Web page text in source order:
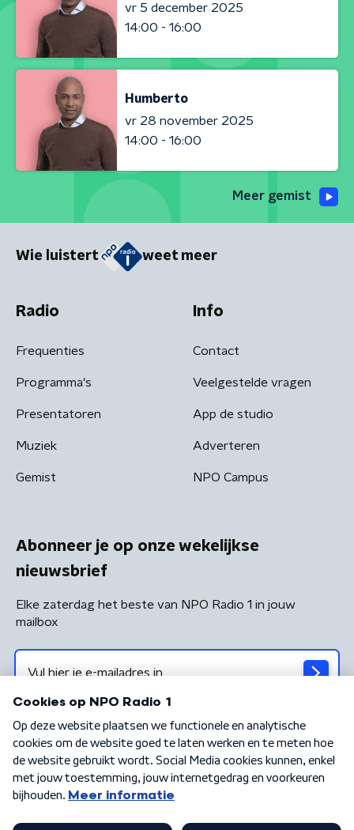
vr 5 december 2025
14:00 - 16:00
Humberto
vr 28 november 2025
14:00 - 16:00
Meer gemist
Wie luistert weet meer
Radio
Frequenties
Programma's
Presentatoren
Muziek
Gemist
Info
Contact
Veelgestelde vragen
App de studio
Adverteren
NPO Campus
Abonneer je op onze wekelijkse
nieuwsbrief
Elke zaterdag het beste van NPO Radio 1 in jouw
mailbox
Algemene voorwaarden